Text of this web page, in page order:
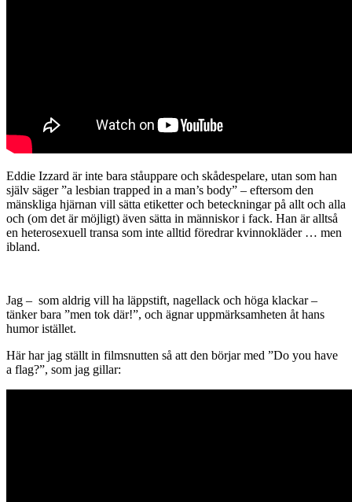
Eddie Izzard är inte bara ståuppare och skådespelare, utan som han
själv säger ”a lesbian trapped in a man’s body” – eftersom den
mänskliga hjärnan vill sätta etiketter och beteckningar på allt och alla
och (om det är möjligt) även sätta in människor i fack. Han är alltså
en heterosexuell transa som inte alltid föredrar kvinnokläder … men
ibland.
Jag – som aldrig vill ha läppstift, nagellack och höga klackar –
tänker bara ”men tok där!”, och ägnar uppmärksamheten åt hans
humor istället.
Här har jag ställt in filmsnutten så att den börjar med ”Do you have
a flag?”, som jag gillar: